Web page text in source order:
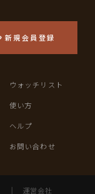
新規会員登録
ウォッチリスト
使い方
ヘルプ
お問い合わせ
｜ 運営会社